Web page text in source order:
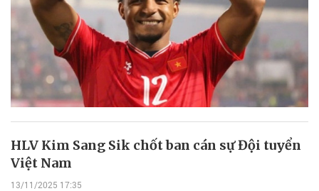
HLV Kim Sang Sik chốt ban cán sự Đội tuyển
Việt Nam
13/11/2025 17:35